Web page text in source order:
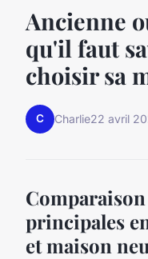
Ancienne
qu'il faut
choisir sa
C Charlie22 avril
principales
et maison